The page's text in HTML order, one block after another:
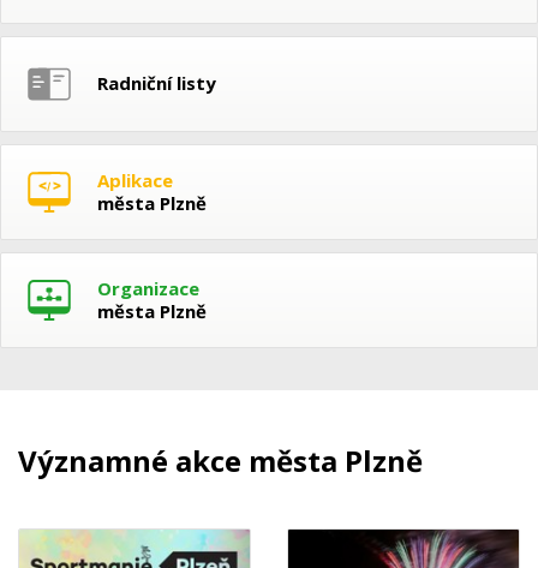
Radniční listy
Aplikace
města Plzně
Organizace
města Plzně
Významné akce města Plzně